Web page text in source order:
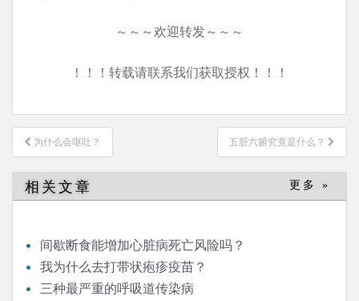
～～～欢迎转发～～～
！！！转载请联系我们获取授权！！！
文
章
导
航
为什么会呕吐？ 五脏六腑究竟是什么？
相关文章 更多 »
间歇断食能增加心脏病死亡风险吗？
我为什么去打带状疱疹疫苗？
三种最严重的呼吸道传染病